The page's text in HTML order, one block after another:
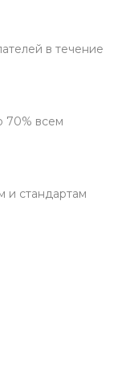
в течение
70% всем
и стандартам